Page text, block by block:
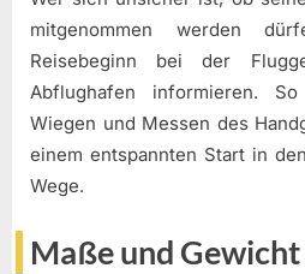
mitgenommen werden
Reisebeginn bei der
Abflughafen informieren.
Wiegen und Messen des
einem entspannten Start in
Wege.
Maße und Gewicht